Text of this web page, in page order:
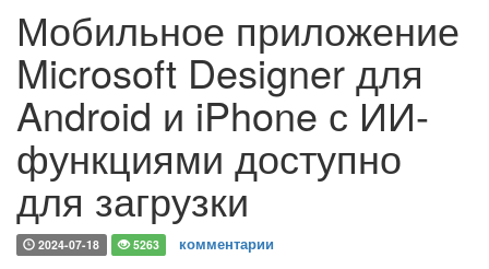
Мобильное приложение
Microsoft Designer для
Android и iPhone с ИИ-
функциями доступно
для загрузки
2024-07-18 5263 комментарии